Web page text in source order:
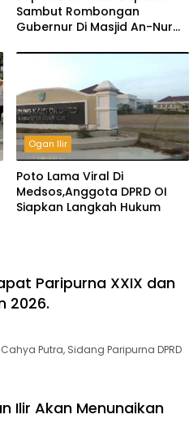
Sambut Rombongan
Gubernur Di Masjid An-Nur
Ogan Ilir
Poto Lama Viral Di
Medsos,Anggota DPRD OI
Siapkan Langkah Hukum
Paripurna XXIX dan
2026.
Putra, Sidang Paripurna DPRD
Ilir Akan Menunaikan